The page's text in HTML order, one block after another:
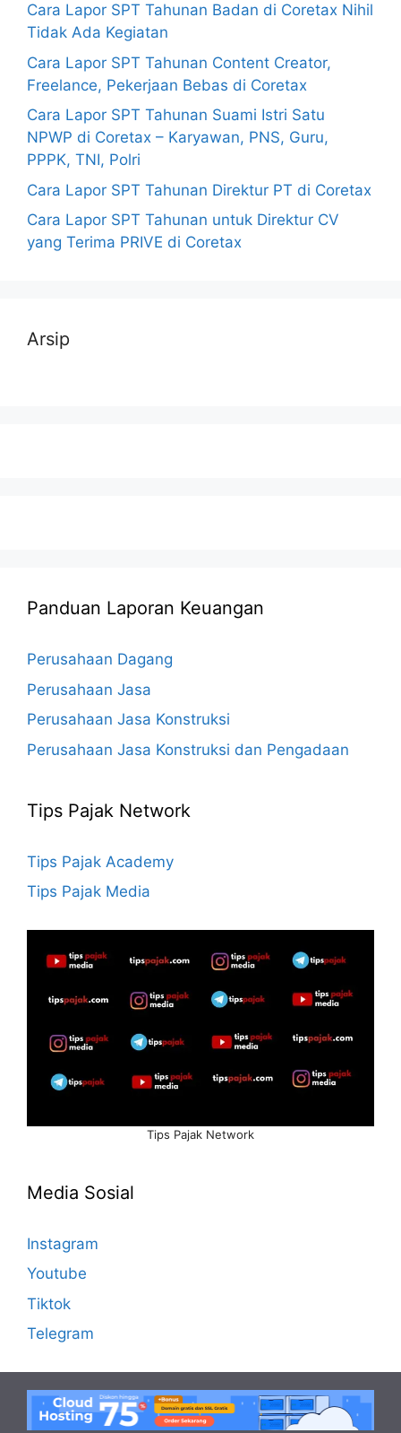
Cara Lapor SPT Tahunan Badan di Coretax Nihil
Tidak Ada Kegiatan
Cara Lapor SPT Tahunan Content Creator,
Freelance, Pekerjaan Bebas di Coretax
Cara Lapor SPT Tahunan Suami Istri Satu
NPWP di Coretax – Karyawan, PNS, Guru,
PPPK, TNI, Polri
Cara Lapor SPT Tahunan Direktur PT di Coretax
Cara Lapor SPT Tahunan untuk Direktur CV
yang Terima PRIVE di Coretax
Arsip
Panduan Laporan Keuangan
Perusahaan Dagang
Perusahaan Jasa
Perusahaan Jasa Konstruksi
Perusahaan Jasa Konstruksi dan Pengadaan
Tips Pajak Network
Tips Pajak Academy
Tips Pajak Media
Tips Pajak Network
Media Sosial
Instagram
Youtube
Tiktok
Telegram